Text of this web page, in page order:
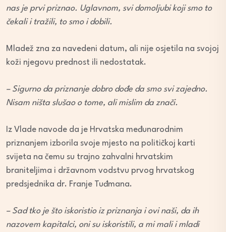
nas je prvi priznao. Uglavnom, svi domoljubi koji smo to
čekali i tražili, to smo i dobili.
Mladež zna za navedeni datum, ali nije osjetila na svojoj
koži njegovu prednost ili nedostatak.
– Sigurno da priznanje dobro dođe da smo svi zajedno.
Nisam ništa slušao o tome, ali mislim da znači.
Iz Vlade navode da je Hrvatska međunarodnim
priznanjem izborila svoje mjesto na političkoj karti
svijeta na čemu su trajno zahvalni hrvatskim
braniteljima i državnom vodstvu prvog hrvatskog
predsjednika dr. Franje Tuđmana.
– Sad tko je što iskoristio iz priznanja i ovi naši, da ih
nazovem kapitalci, oni su iskoristili, a mi mali i mladi